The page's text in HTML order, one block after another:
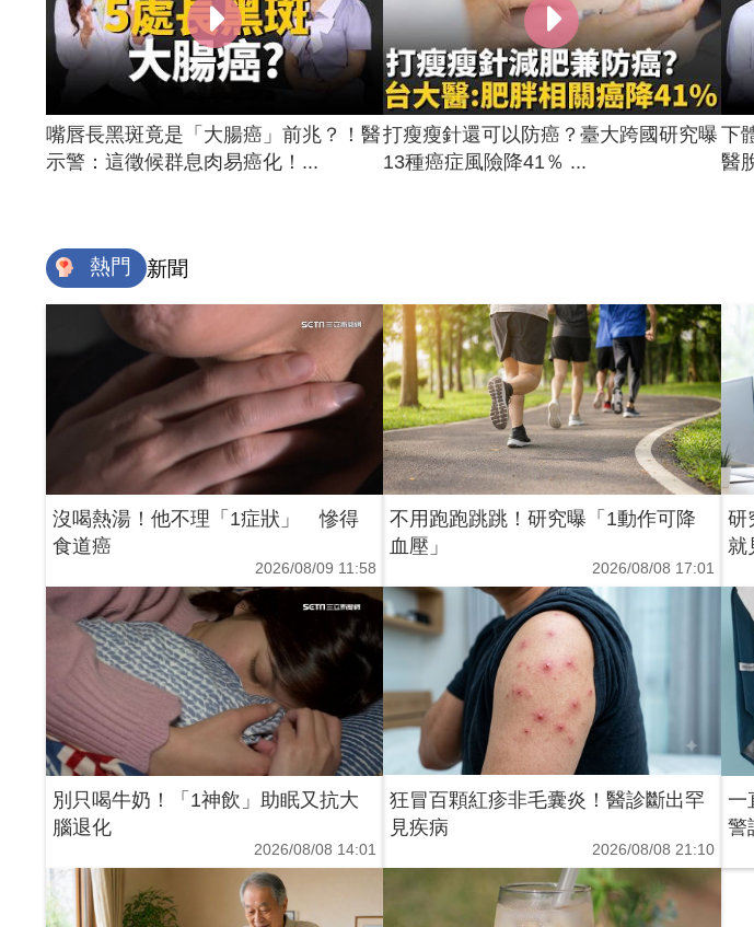
嘴唇長黑斑竟是「大腸癌」前兆？！醫
示警：這徵候群息肉易癌化！...
打瘦瘦針還可以防癌？臺大跨國研究曝
13種癌症風險降41％ ...
下
醫
熱門 新聞
沒喝熱湯！他不理「1症狀」 慘得
食道癌
2026/08/09 11:58
不用跑跑跳跳！研究曝「1動作可降
血壓」
2026/08/08 17:01
研
就
別只喝牛奶！「1神飲」助眠又抗大
腦退化
2026/08/08 14:01
狂冒百顆紅疹非毛囊炎！醫診斷出罕
見疾病
2026/08/08 21:10
一
警